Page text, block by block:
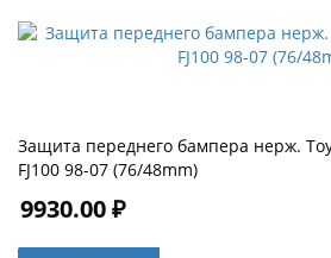
Защита переднего бампера нерж.
FJ100 98-07 (76/48mm)
9930.00 ₽